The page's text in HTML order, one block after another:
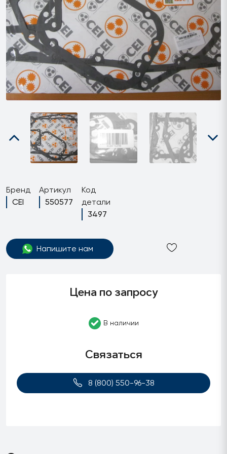
Бренд
CEI
Артикул
550577
Код
детали
3497
Напишите нам
Цена по запросу
В наличии
Связаться
8 (800) 550-96-38